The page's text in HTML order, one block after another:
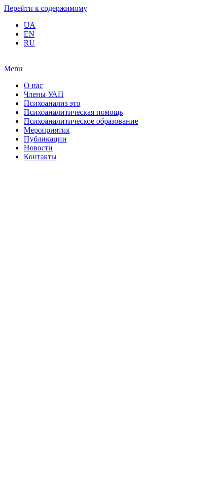
Перейти к содержимому
UA
EN
RU
Menu
О нас
Члены УАП
Психоанализ это
Психоаналитическая помощь
Психоаналитическое образование
Мероприятия
Публикации
Новости
Контакты